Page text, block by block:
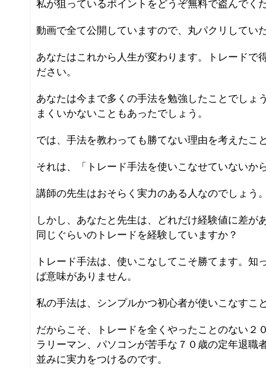
私が狙っているポイントをどうぞ無料で盗んでく
動画で全て公開していますので、丸パクリしてい
あなたはこれから人生が変わります。トレードで
ださい。
あなたは今まで多くの手法を勉強したことでしょ
まくいかないこともあったでしょう。
では、手法を教わっても勝てない理由を考えたこ
それは、「トレード手法を使いこなせていないか
講師の先生はおそらく実力のある人なのでしょう
しかし、あなたと先生は、どれだけ経験値に差が
同じぐらいのトレードを経験していますか？
トレード手法は、使いこなしてこそ勝てます。知
ば意味がありません。
私の手法は、シンプルかつ初心者が使いこなすこ
だからこそ、トレードを全くやったことのない２
ラリーマン、パソコンが苦手な７０歳の定年退職
並みに実力をつけるのです。